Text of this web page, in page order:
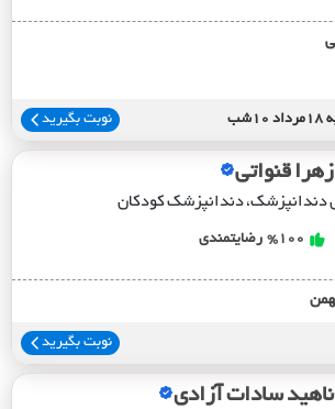
نوبت بگیرید
قنواتی
دندانپزشک، دندانپزشک کودکان
%100 رضایتمندی
نوبت بگیرید
سادات آزادی